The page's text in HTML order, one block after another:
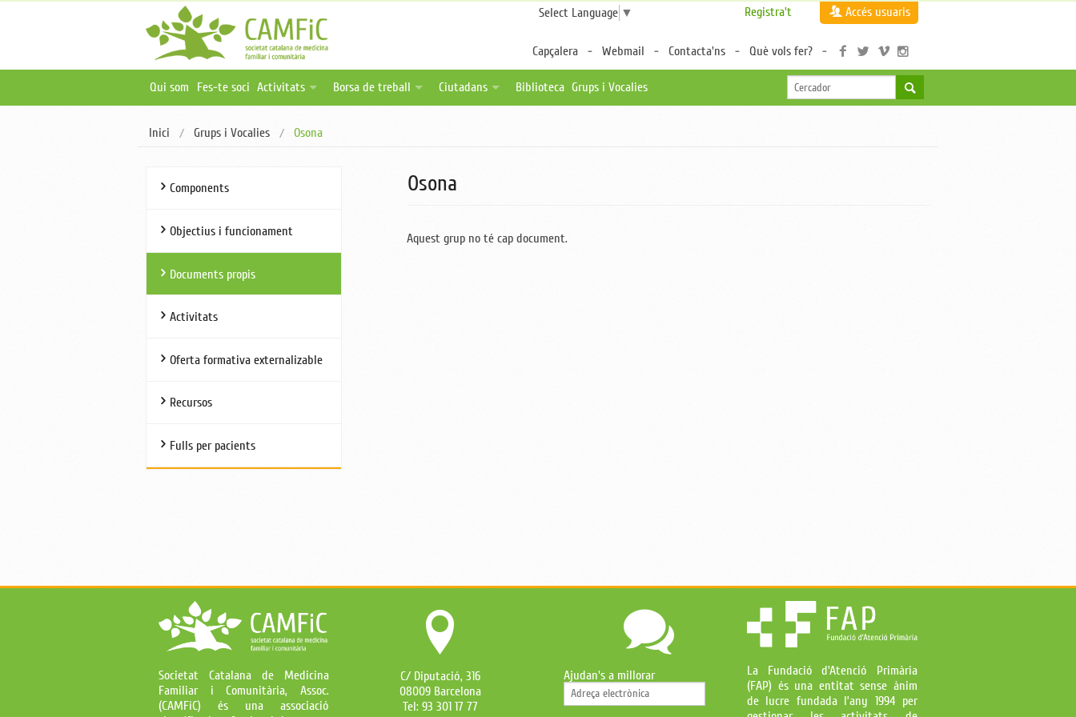
Select Language ▼ Registra't Accés usuaris
Capçalera Webmail Contacta'ns Què vols fer?
Qui som Fes-te soci Activitats
Activitats online i a distància
Borsa de treball
Ciutadans
Biblioteca Grups i Vocalies
Inici Grups i Vocalies Osona
Components
Objectius i funcionament
Documents propis
Activitats
Oferta formativa externalizable
Recursos
Fulls per pacients
Osona
Aquest grup no té cap document.
Societat Catalana de Medicina
Familiar i Comunitària, Assoc.
(CAMFiC) és una associació
C/ Diputació, 316
08009 Barcelona
Tel: 93 301 17 77
Ajudan's a millorar
La Fundació d'Atenció Primària
(FAP) és una entitat sense ànim
de lucre fundada l’any 1994 per